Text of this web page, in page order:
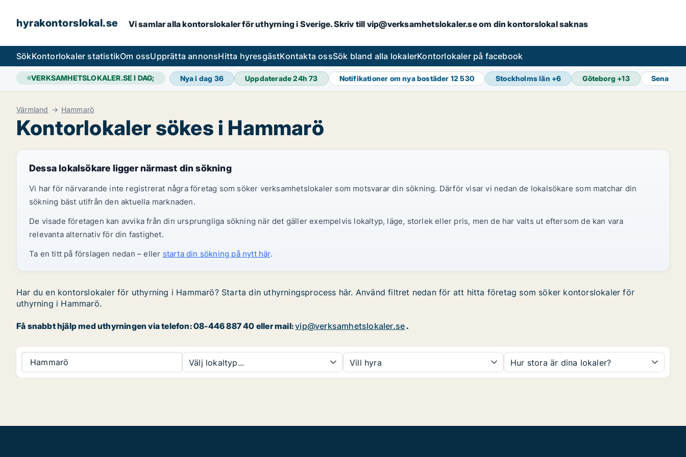
hyrakontorslokal.se Vi samlar alla kontorslokaler för uthyrning i Sverige. Skriv till vip@verksamhetslokaler.se om din kontorslokal saknas
SökKontorlokaler statistikOm ossUpprätta annonsHitta hyresgästKontakta ossSök bland alla lokalerKontorlokaler på facebook
VERKSAMHETSLOKALER.SE I DAG; Nya i dag 36 Uppdaterade 24h73 Notifikationer om nya bostäder 12 530 Stockholms län +6 Göteborg +13 Senaste
Värmland Hammarö
Kontorlokaler sökes i Hammarö
Dessa lokalsökare ligger närmast din sökning
Vi har för närvarande inte registrerat några företag som söker verksamhetslokaler som motsvarar din sökning. Därför visar vi nedan de lokalsökare som matchar din
sökning bäst utifrån den aktuella marknaden.
De visade företagen kan avvika från din ursprungliga sökning när det gäller exempelvis lokaltyp, läge, storlek eller pris, men de har valts ut eftersom de kan vara
relevanta alternativ för din fastighet.
Ta en titt på förslagen nedan – eller starta din sökning på nytt här.
Har du en kontorslokaler för uthyrning i Hammarö? Starta din uthyrningsprocess här. Använd filtret nedan för att hitta företag som söker kontorslokaler för
uthyrning i Hammarö.
Få snabbt hjälp med uthyrningen via telefon: 08-446 887 40 eller mail:vip@verksamhetslokaler.se.
Hammarö Välj lokaltyp... Vill hyra Hur stora är dina lokaler?